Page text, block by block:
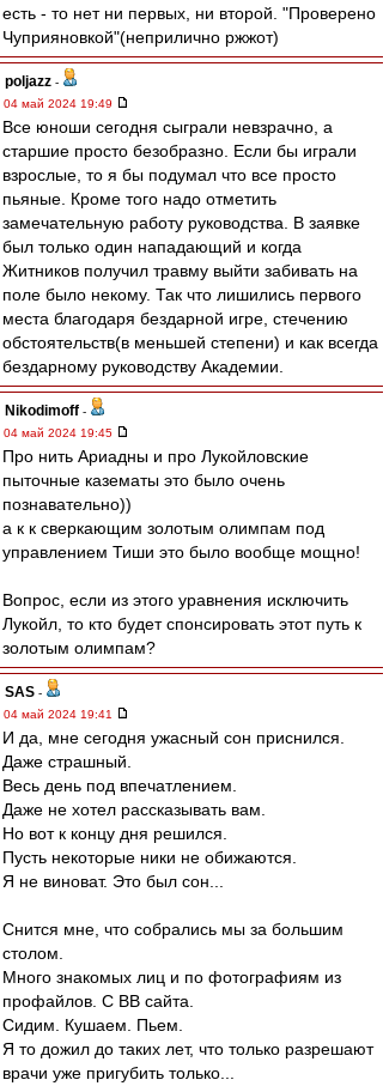
есть - то нет ни первых, ни второй. "Проверено
Чуприяновкой"(неприлично ржжот)
poljazz -
04 май 2024 19:49
Все юноши сегодня сыграли невзрачно, а
старшие просто безобразно. Если бы играли
взрослые, то я бы подумал что все просто
пьяные. Кроме того надо отметить
замечательную работу руководства. В заявке
был только один нападающий и когда
Житников получил травму выйти забивать на
поле было некому. Так что лишились первого
места благодаря бездарной игре, стечению
обстоятельств(в меньшей степени) и как всегда
бездарному руководству Академии.
Nikodimoff -
04 май 2024 19:45
Про нить Ариадны и про Лукойловские
пыточные казематы это было очень
познавательно))
а к к сверкающим золотым олимпам под
управлением Тиши это было вообще мощно!
Вопрос, если из этого уравнения исключить
Лукойл, то кто будет спонсировать этот путь к
золотым олимпам?
SAS -
04 май 2024 19:41
И да, мне сегодня ужасный сон приснился.
Даже страшный.
Весь день под впечатлением.
Даже не хотел рассказывать вам.
Но вот к концу дня решился.
Пусть некоторые ники не обижаются.
Я не виноват. Это был сон...
Снится мне, что собрались мы за большим
столом.
Много знакомых лиц и по фотографиям из
профайлов. С ВВ сайта.
Сидим. Кушаем. Пьем.
Я то дожил до таких лет, что только разрешают
врачи уже пригубить только...